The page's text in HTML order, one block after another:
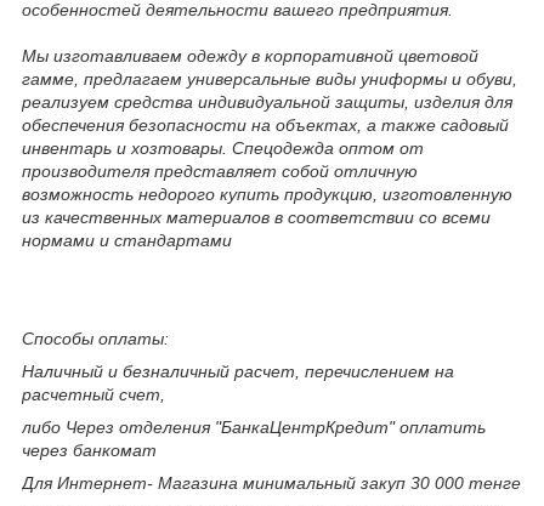
особенностей деятельности вашего предприятия.
Мы изготавливаем одежду в корпоративной цветовой
гамме, предлагаем универсальные виды униформы и обуви,
реализуем средства индивидуальной защиты, изделия для
обеспечения безопасности на объектах, а также садовый
инвентарь и хозтовары. Спецодежда оптом от
производителя представляет собой отличную
возможность недорого купить продукцию, изготовленную
из качественных материалов в соответствии со всеми
нормами и стандартами
Способы оплаты:
Наличный и безналичный расчет, перечислением на
расчетный счет,
либо Через отделения "БанкаЦентрКредит" оплатить
через банкомат
Для Интернет- Магазина минимальный закуп 30 000 тенге